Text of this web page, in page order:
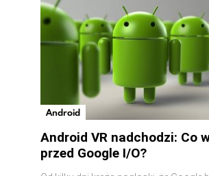
Android
Android VR nadchodzi: Co
przed Google I/O?